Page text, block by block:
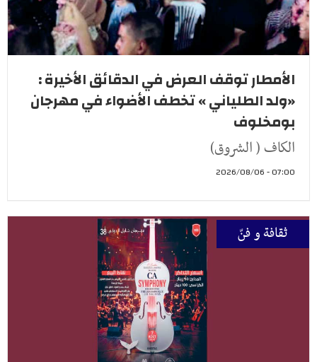
الأمطار توقف العرض في الدقائق الأخيرة :
«ولد الطلياني » تخطف الأضواء في مهرجان
بومخلوف
الكاف ( الشروق)
07:00 - 2026/08/06
ثقافة و فنّ